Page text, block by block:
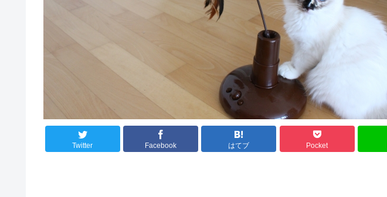
Twitter Facebook はてブ Pocket